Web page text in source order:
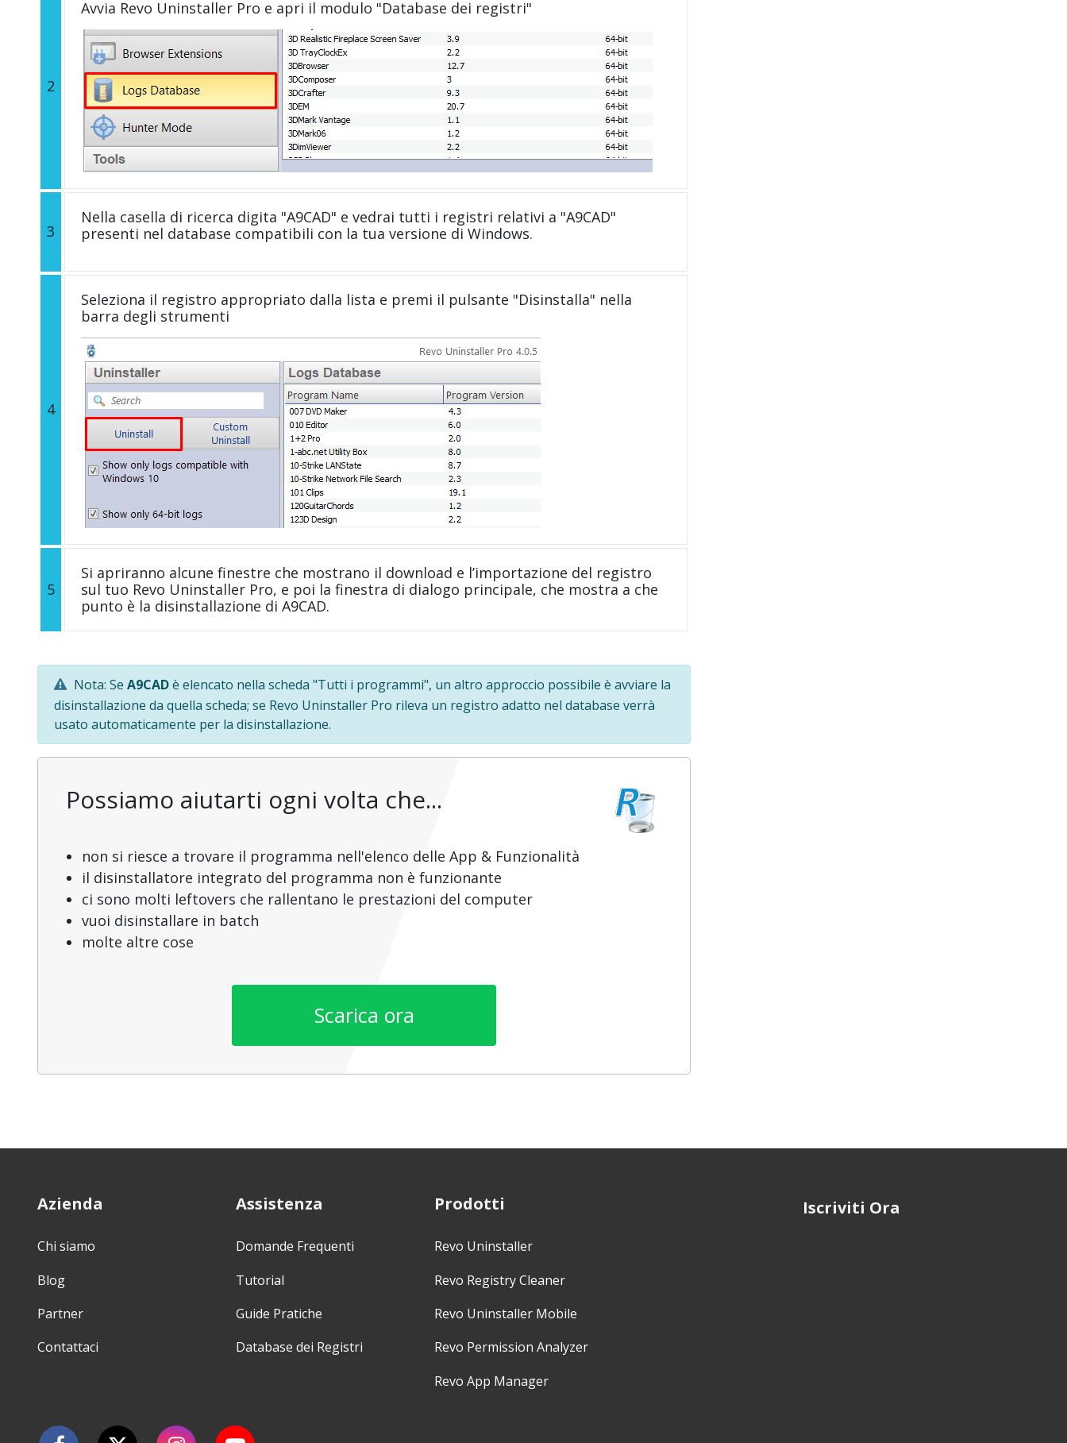
2
Avvia Revo Uninstaller Pro e apri il modulo "Database dei registri"
3
Nella casella di ricerca digita "A9CAD" e vedrai tutti i registri relativi a "A9CAD"
presenti nel database compatibili con la tua versione di Windows.
4
Seleziona il registro appropriato dalla lista e premi il pulsante "Disinstalla" nella
barra degli strumenti
5
Si apriranno alcune finestre che mostrano il download e l’importazione del registro
sul tuo Revo Uninstaller Pro, e poi la finestra di dialogo principale, che mostra a che
punto è la disinstallazione di A9CAD.
Nota: Se A9CADè elencato nella scheda "Tutti i programmi", un altro approccio possibile è avviare la
disinstallazione da quella scheda; se Revo Uninstaller Pro rileva un registro adatto nel database verrà
usato automaticamente per la disinstallazione.
Possiamo aiutarti ogni volta che...
non si riesce a trovare il programma nell'elenco delle App & Funzionalità
il disinstallatore integrato del programma non è funzionante
ci sono molti leftovers che rallentano le prestazioni del computer
vuoi disinstallare in batch
molte altre cose
Scarica ora
Azienda
Chi siamo
Blog
Partner
Contattaci
Assistenza
Domande Frequenti
Tutorial
Guide Pratiche
Database dei Registri
Prodotti
Revo Uninstaller
Revo Registry Cleaner
Revo Uninstaller Mobile
Revo Permission Analyzer
Revo App Manager
Iscriviti Ora